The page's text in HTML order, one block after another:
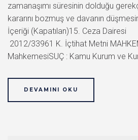
zamanaşımı süresinin dolduğu
kararını bozmuş ve davanın
İçeriği (Kapatılan)15. Ceza
2012/33961 K. İçtihat Metni
MahkemesiSUÇ : Kamu Kurum ve
DEVAMINI OKU